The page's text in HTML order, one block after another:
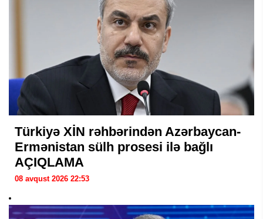
Türkiyə XİN rəhbərindən Azərbaycan-
Ermənistan sülh prosesi ilə bağlı
AÇIQLAMA
08 avqust 2026 22:53